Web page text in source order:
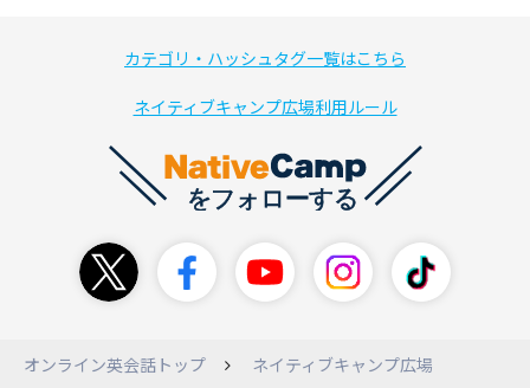
カテゴリ・ハッシュタグ一覧はこちら
ネイティブキャンプ広場利用ルール
オンライン英会話トップ
ネイティブキャンプ広場